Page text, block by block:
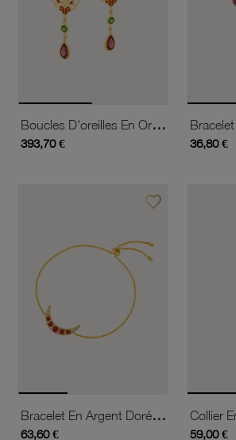
Boucles D'oreilles En Or Jaune,grenat, Oxyde De Zirconium Et Laque
393,70 € 36,80 €
favorite_borderAjouter à vos favoris
Bracelet En Argent Doré, Grenats Et Oxydes De Zirconium
63,60 € 59,00 €